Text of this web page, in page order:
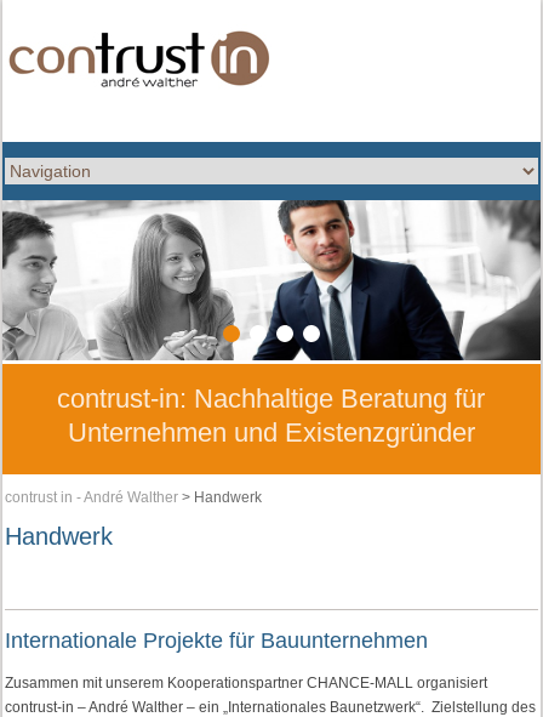
1 2 3 4
contrust-in: Nachhaltige Beratung für
Unternehmen und Existenzgründer
contrust in - André Walther > Handwerk
Handwerk
Internationale Projekte für Bauunternehmen
Zusammen mit unserem Kooperationspartner CHANCE-MALL organisiert
contrust-in – André Walther – ein „Internationales Baunetzwerk“. Zielstellung des